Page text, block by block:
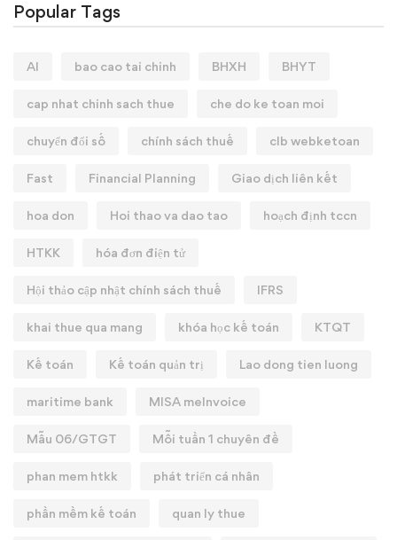
Popular Tags
AI bao cao tai chinh BHXH BHYT
cap nhat chinh sach thue che do ke toan moi
chuyển đổi số chính sách thuế clb webketoan
Fast Financial Planning Giao dịch liên kết
hoa don Hoi thao va dao tao hoạch định tccn
HTKK hóa đơn điện tử
Hội thảo cập nhật chính sách thuế IFRS
khai thue qua mang khóa học kế toán KTQT
Kế toán Kế toán quản trị Lao dong tien luong
maritime bank MISA meInvoice
Mẫu 06/GTGT Mỗi tuần 1 chuyên đề
phan mem htkk phát triển cá nhân
phần mềm kế toán quan ly thue